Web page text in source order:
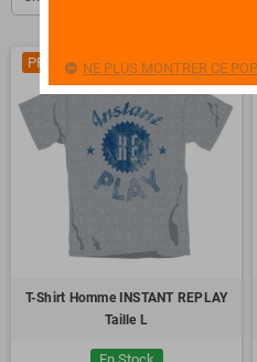
favorite_border
PROMO !
T-Shirt Homme INSTANT REPLAY
Taille L
NE PLUS MONTRER CE